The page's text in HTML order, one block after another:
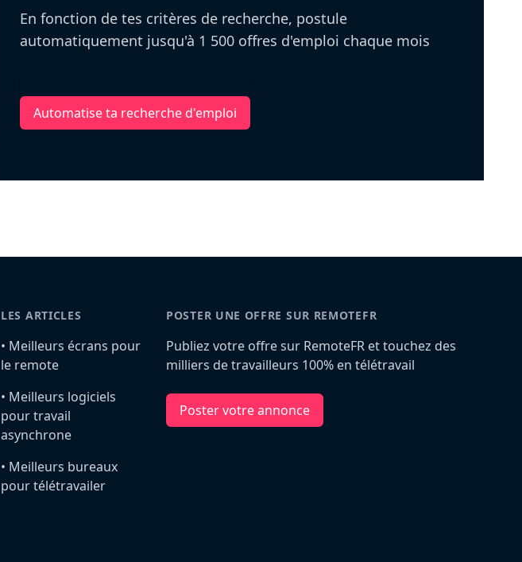
En fonction de tes critères de recherche, postule
automatiquement jusqu'à 1 500 offres d'emploi chaque mois
Automatise ta recherche d'emploi
LES ARTICLES
•️ Meilleurs écrans pour
le remote
•️ Meilleurs logiciels
pour travail
asynchrone
•️ Meilleurs bureaux
pour télétravailer
POSTER UNE OFFRE SUR REMOTEFR
Publiez votre offre sur RemoteFR et touchez des
milliers de travailleurs 100% en télétravail
Poster votre annonce